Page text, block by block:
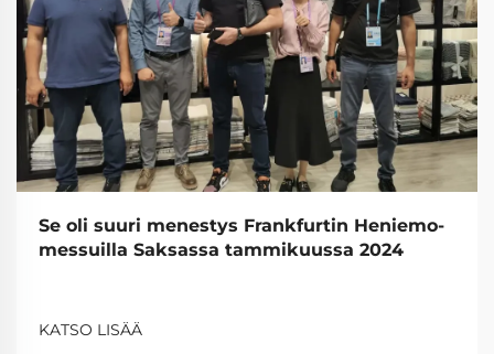
Se oli suuri menestys Frankfurtin Heniemo-
messuilla Saksassa tammikuussa 2024
KATSO LISÄÄ